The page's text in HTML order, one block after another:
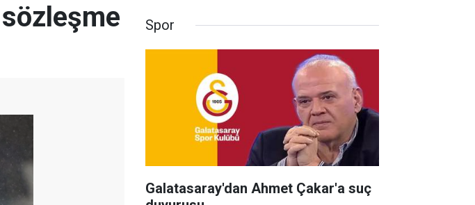
Spor
Galatasaray'dan Ahmet Çakar'a suç